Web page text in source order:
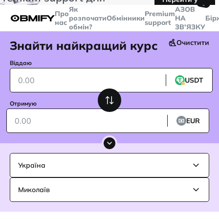
більше
Telegram
Про
нас
Як
розпочати
обмін?
ОбмінникиPremium
support
🤙
AЗОВ
НА
ЗВ'ЯЗКУ
Знайти найкращий курс Очистити
Віддаю
USDT
Отримую
EUR
Україна
Миколаїв